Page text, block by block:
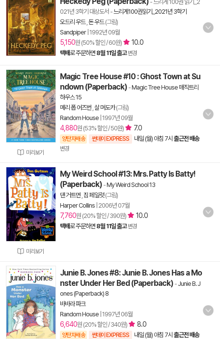
- 느리게 100권 읽기_2
021년 3학기 대상도서 -느리게100권읽기_2021년 3학기
오드리 우드, 돈 우드(그림)
Sandpiper| 1992년 09월
5,150원 (50% 할인 / 60원) 10.0
택배로 주문하면 8월 11일 출고 변경
미리보기
Magic Tree House #10 : Ghost Town at Su
ndown (Paperback) -Magic Tree House 매직트리
하우스 15
메리 폽 어즈번 살 머도카(그림)
Random House 1997년 09월
4,880원 (53% 할인 / 50원) 7.0
양탄자배송 썬데이 EXPRESS 내일 (월) 아침 7시 출근전 배송
변경
미리보기
My Weird School #13: Mrs. Patty Is Batty!
(Paperback) -My Weird School 13
댄 거트먼 짐 페일럿(그림)
Harper Collins 2006년 07월
7,760원 (20% 할인 / 390원) 10.0
택배로 주문하면 8월 11일 출고 변경
Junie B. Jones #8: Junie B. Jones Has a Mo
nster Under Her Bed (Paperback) - Junie B. J
ones (Paperback) 8
바바라 파크
Random House 1997년 06월
6,640원 (20% 할인 / 340원) 8.0
양탄자배송 썬데이 EXPRESS 내일 (월) 아침 7시 출근전 배송